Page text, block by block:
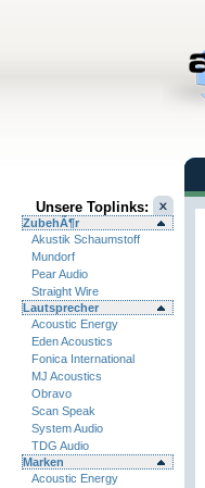
Unsere Toplinks:
ZubehÃ¶r
Akustik Schaumstoff
Mundorf
Pear Audio
Straight Wire
Lautsprecher
Acoustic Energy
Eden Acoustics
Fonica International
MJ Acoustics
Obravo
Scan Speak
System Audio
TDG Audio
Marken
Acoustic Energy